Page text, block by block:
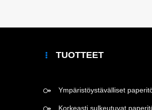
TUOTTEET
Ympäristöystävälliset
Korkeasti sulkeutuvat